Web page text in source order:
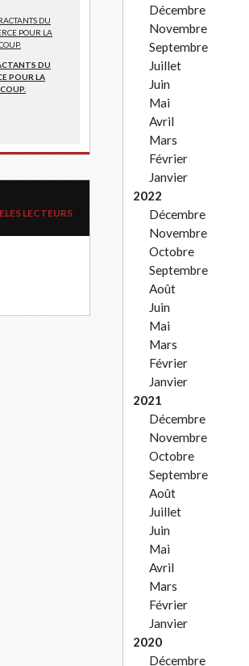
DU
POUR LA
LECTEURS
Décembre
Novembre
Septembre
Juillet
Juin
Mai
Avril
Mars
Février
Janvier
2022
Décembre
Novembre
Octobre
Septembre
Août
Juin
Mai
Mars
Février
Janvier
2021
Décembre
Novembre
Octobre
Septembre
Août
Juillet
Juin
Mai
Avril
Mars
Février
Janvier
2020
Décembre